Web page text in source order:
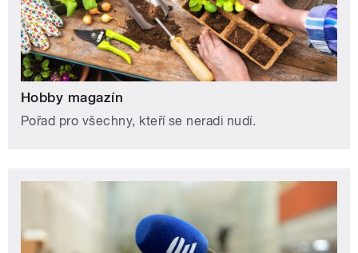
Hobby magazín
Pořad pro všechny, kteří se neradi nudí.